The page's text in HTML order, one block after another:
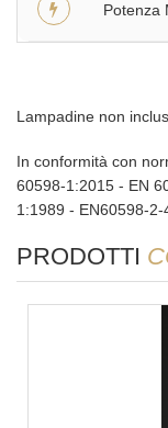
Potenza
Lampadine non
In conformità con
60598-1:2015 - EN
1:1989 - EN60598-2-
PRODOTTI